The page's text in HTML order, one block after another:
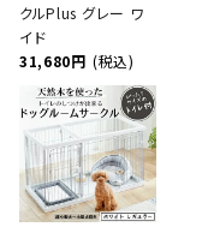
クルPlus グレー ワ
イド
31,680円 (税込)